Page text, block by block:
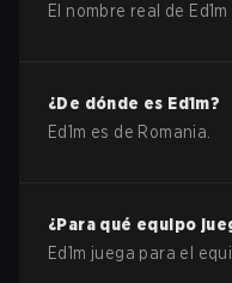
El nombre real de Ed1m
¿De dónde es Ed1m?
Ed1m es de Romania
¿Para qué equipo
Ed1m juega para el